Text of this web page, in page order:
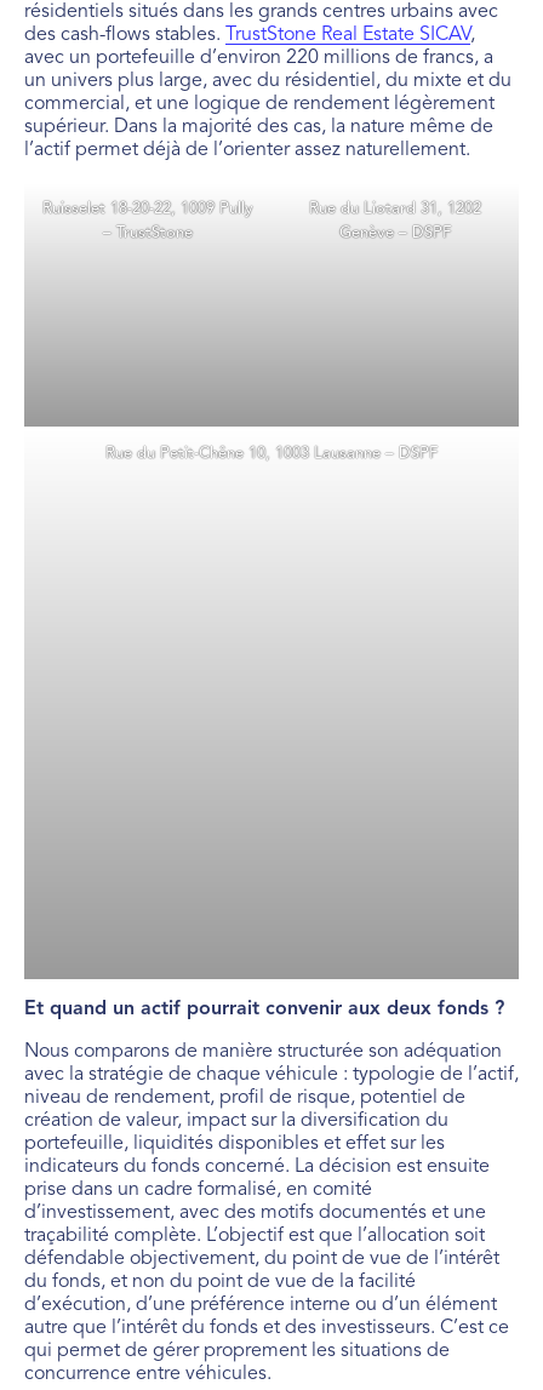
résidentiels situés dans les grands centres urbains avec
des cash-flows stables.
TrustStone Real Estate SICAV,
avec un portefeuille d’environ 220 millions de francs, a
un univers plus large, avec du résidentiel, du mixte et du
commercial, et une logique de rendement légèrement
supérieur. Dans la majorité des cas, la nature même de
l’actif permet déjà de l’orienter assez naturellement.
Ruisselet 18-20-22, 1009 Pully
– TrustStone
Rue du Liotard 31, 1202
Genève – DSPF
Rue du Petit-Chêne 10, 1003 Lausanne – DSPF
Et quand un actif pourrait convenir aux deux fonds ?
Nous comparons de manière structurée son adéquation
avec la stratégie de chaque véhicule : typologie de l’actif,
niveau de rendement, profil de risque, potentiel de
création de valeur, impact sur la diversification du
portefeuille, liquidités disponibles et effet sur les
indicateurs du fonds concerné. La décision est ensuite
prise dans un cadre formalisé, en comité
d’investissement, avec des motifs documentés et une
traçabilité complète. L’objectif est que l’allocation soit
défendable objectivement, du point de vue de l’intérêt
du fonds, et non du point de vue de la facilité
d’exécution, d’une préférence interne ou d’un élément
autre que l’intérêt du fonds et des investisseurs. C’est ce
qui permet de gérer proprement les situations de
concurrence entre véhicules.